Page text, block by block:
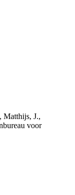
Matthijs, J.,
voor